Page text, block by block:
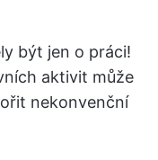
být jen o práci!
aktivit může
nekonvenční